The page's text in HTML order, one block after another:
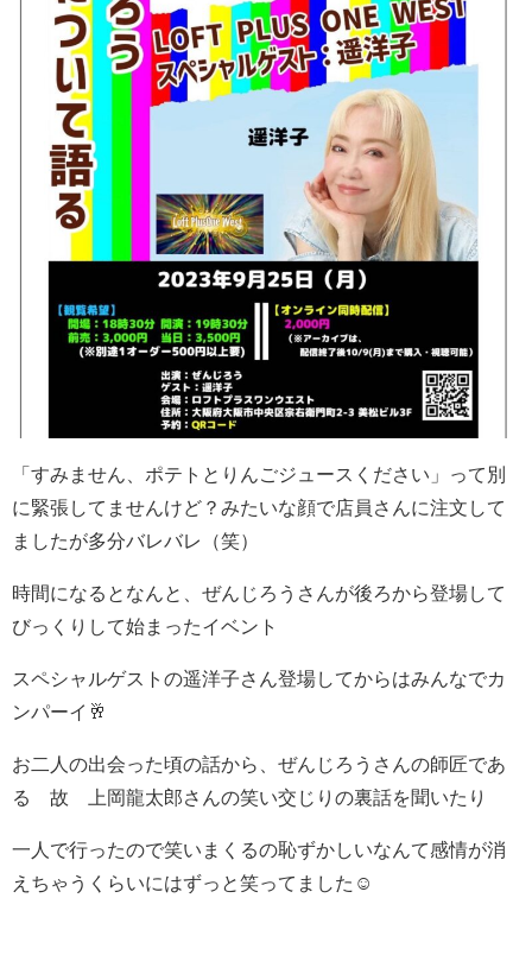
「すみません、ポテトとりんごジュースください」って別
に緊張してませんけど？みたいな顔で店員さんに注文して
ましたが多分バレバレ（笑）
時間になるとなんと、ぜんじろうさんが後ろから登場して
びっくりして始まったイベント
スペシャルゲストの遥洋子さん登場してからはみんなでカ
ンパーイ🥂
お二人の出会った頃の話から、ぜんじろうさんの師匠であ
る 故 上岡龍太郎さんの笑い交じりの裏話を聞いたり
一人で行ったので笑いまくるの恥ずかしいなんて感情が消
えちゃうくらいにはずっと笑ってました☺